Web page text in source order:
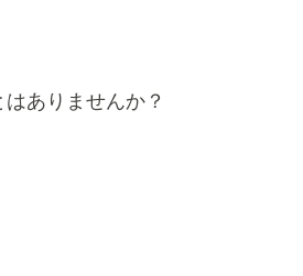
ありませんか？